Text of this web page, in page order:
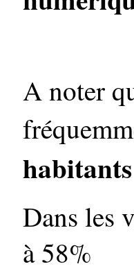
A noter
Dans les
à 58%